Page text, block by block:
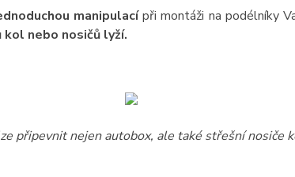
manipulacípři montáži na podélníky
nebo nosičů lyží.
připevnit nejen autobox, ale také střešní nosiče